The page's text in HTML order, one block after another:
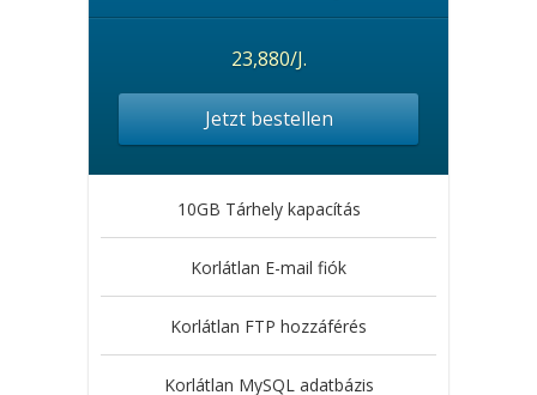
23,880/J.
Jetzt bestellen
10GB Tárhely kapacítás
Korlátlan E-mail fiók
Korlátlan FTP hozzáférés
Korlátlan MySQL adatbázis